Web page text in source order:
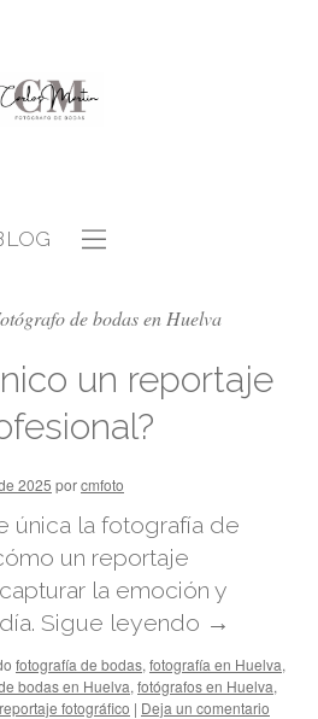
de bodas en Huelva
un reportaje
2025 porcmfoto
única la fotografía de
un reportaje
la emoción y
Sigue leyendo →
fotografía de bodas, fotografía en Huelva,
bodas en Huelva, fotógrafos en Huelva,
reportaje fotográfico | Deja un comentario